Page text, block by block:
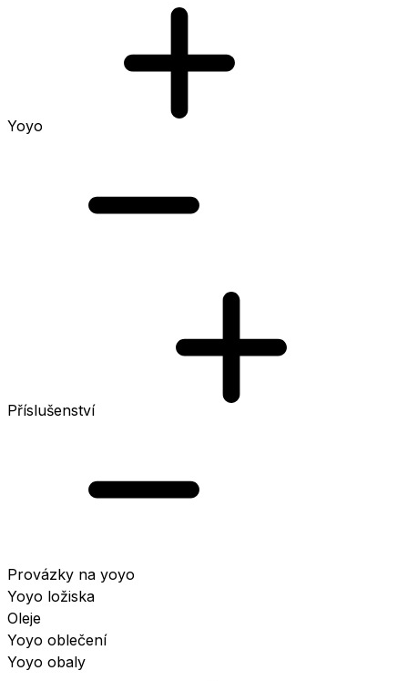
Yoyo
Příslušenství
Provázky na yoyo
Yoyo ložiska
Oleje
Yoyo oblečení
Yoyo obaly